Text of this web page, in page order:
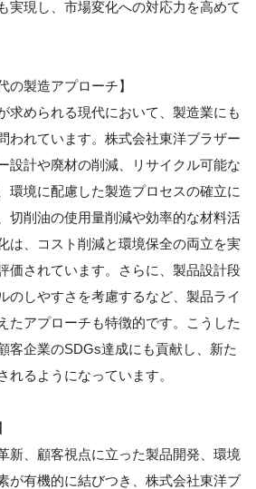
実現し、市場変化への対応力を高めて
の製造アプローチ】
求められる現代において、製造業にも
われています。株式会社東洋ブラザー
設計や廃材の削減、リサイクル可能な
環境に配慮した製造プロセスの確立に
切削油の使用量削減や効率的な材料活
は、コスト削減と環境保全の両立を実
価されています。さらに、製品設計段
のしやすさを考慮するなど、製品ライ
たアプローチも特徴的です。こうした
客企業のSDGs達成にも貢献し、新た
れるようになっています。
新、顧客視点に立った製品開発、環境
が有機的に結びつき、株式会社東洋ブ